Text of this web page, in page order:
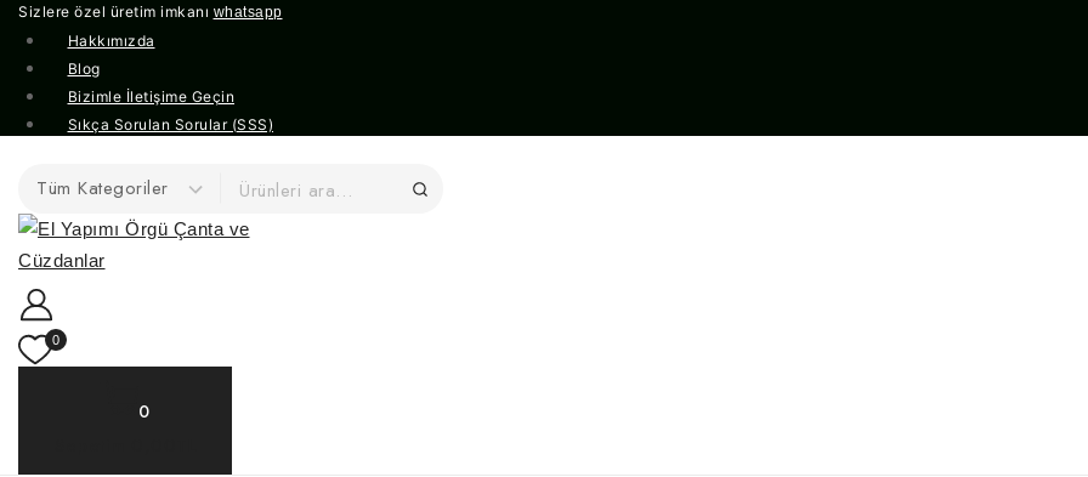
Sizlere özel üretim imkanı whatsapp
Hakkımızda
Blog
Bizimle İletişime Geçin
Sıkça Sorulan Sorular (SSS)
0
0